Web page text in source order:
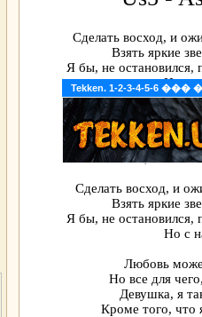
Tekken. 1-2-3-4-5-6
Сделать восход, и
Взять яркие
Я бы, не остановился,
Но с
Если бы, у меня
Я бы, совсем не
Еслибы, я увидел
Я бы, мечтал
Сделать восход, и
Взять яркие
Я бы, не остановился,
Но с
Любовь
Но все для
Девушка, я
Кроме того, что